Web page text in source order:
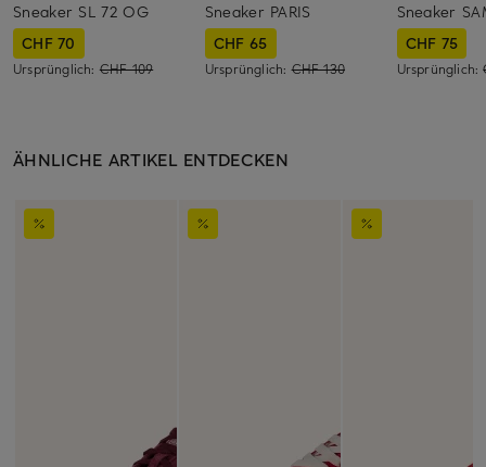
Sneaker SL 72 OG
CHF 70
Ursprünglich: CHF 109
Sneaker PARIS
CHF 65
Ursprünglich:CHF 130
Sneaker
CHF 75
Ursprünglich:
ÄHNLICHE ARTIKEL ENTDECKEN